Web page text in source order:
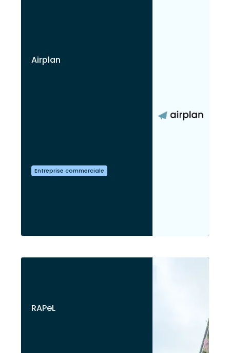
Airplan
Entreprise commerciale
RAPeL